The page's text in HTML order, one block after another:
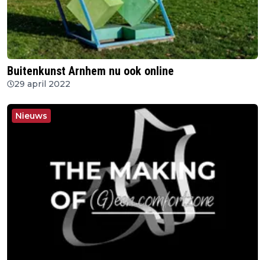
Buitenkunst Arnhem nu ook online
29 april 2022
Nieuws